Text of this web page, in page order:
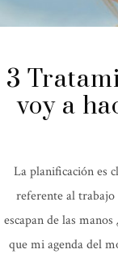
3
voy a
La planificación es
referente al trabajo
escapan de las
que mi agenda del